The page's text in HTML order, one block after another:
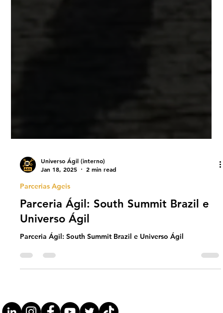
Universo Ágil (interno)
Jan 18, 2025
2 min read
Parcerias Ageis
Parceria Ágil: South Summit Brazil e
Universo Ágil
Parceria Ágil: South Summit Brazil e Universo Ágil